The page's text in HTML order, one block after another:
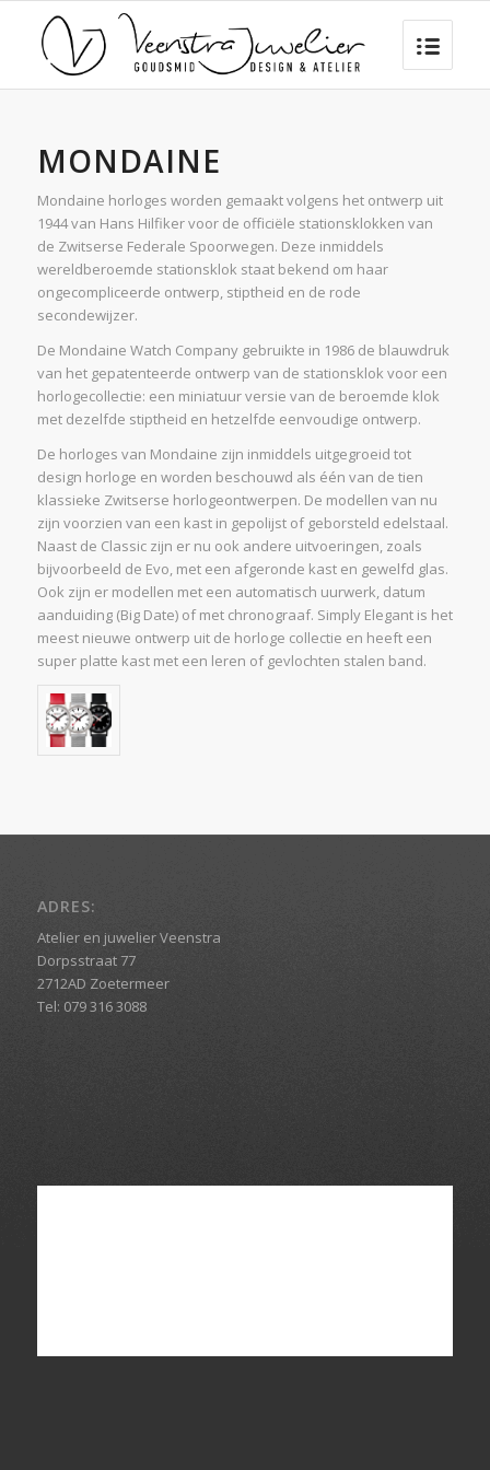
MONDAINE
Mondaine horloges worden gemaakt volgens het ontwerp uit
1944 van Hans Hilfiker voor de officiële stationsklokken van
de Zwitserse Federale Spoorwegen. Deze inmiddels
wereldberoemde stationsklok staat bekend om haar
ongecompliceerde ontwerp, stiptheid en de rode
secondewijzer.
De Mondaine Watch Company gebruikte in 1986 de blauwdruk
van het gepatenteerde ontwerp van de stationsklok voor een
horlogecollectie: een miniatuur versie van de beroemde klok
met dezelfde stiptheid en hetzelfde eenvoudige ontwerp.
De horloges van Mondaine zijn inmiddels uitgegroeid tot
design horloge en worden beschouwd als één van de tien
klassieke Zwitserse horlogeontwerpen. De modellen van nu
zijn voorzien van een kast in gepolijst of geborsteld edelstaal.
Naast de Classic zijn er nu ook andere uitvoeringen, zoals
bijvoorbeeld de Evo, met een afgeronde kast en gewelfd glas.
Ook zijn er modellen met een automatisch uurwerk, datum
aanduiding (Big Date) of met chronograaf. Simply Elegant is het
meest nieuwe ontwerp uit de horloge collectie en heeft een
super platte kast met een leren of gevlochten stalen band.
ADRES:
Atelier en juwelier Veenstra
Dorpsstraat 77
2712AD Zoetermeer
Tel: 079 316 3088